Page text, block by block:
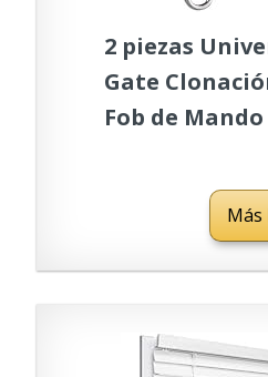
2 piezas
Gate
Fob de
Garaje